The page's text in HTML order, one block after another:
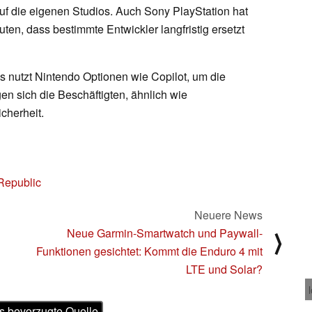
die eigenen Studios. Auch Sony PlayStation hat
dass bestimmte Entwickler langfristig ersetzt
nutzt Nintendo Optionen wie Copilot, um die
sich die Beschäftigten, ähnlich wie
Neuere News
Neue Garmin-Smartwatch und Paywall-
Funktionen gesichtet: Kommt die Enduro 4 mit
LTE und Solar?
⟩